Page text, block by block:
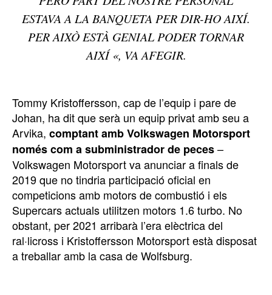
ESTAVA A LA BANQUETA PER DIR-HO AIXÍ.
PER AIXÒ ESTÀ GENIAL PODER TORNAR
AIXÍ «, VA AFEGIR.
Tommy Kristoffersson, cap de l’equip i pare de
Johan, ha dit que serà un equip privat amb seu a
Arvika, comptant amb Volkswagen Motorsport
només com a subministrador de peces–
Volkswagen Motorsport va anunciar a finals de
2019 que no tindria participació oficial en
competicions amb motors de combustió i els
Supercars actuals utilitzen motors 1.6 turbo. No
obstant, per 2021 arribarà l’era elèctrica del
ral·licross i Kristoffersson Motorsport està disposat
a treballar amb la casa de Wolfsburg.